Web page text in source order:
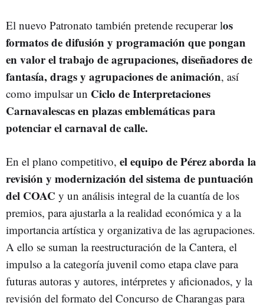
El nuevo Patronato también pretende recuperar los
formatos de difusión y programación que pongan
en valor el trabajo de agrupaciones, diseñadores de
fantasía, drags y agrupaciones de animación, así
como impulsar un Ciclo de Interpretaciones
Carnavalescas en plazas emblemáticas para
potenciar el carnaval de calle.
En el plano competitivo, el equipo de Pérez aborda la
revisión y modernización del sistema de puntuación
del COAC y un análisis integral de la cuantía de los
premios, para ajustarla a la realidad económica y a la
importancia artística y organizativa de las agrupaciones.
A ello se suman la reestructuración de la Cantera, el
impulso a la categoría juvenil como etapa clave para
futuras autoras y autores, intérpretes y aficionados, y la
revisión del formato del Concurso de Charangas para